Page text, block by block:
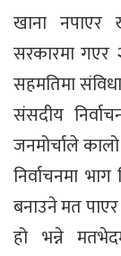
खाना नपाएर
सरकारमा गएर
सहमतिमा
संसदीय
जनमोर्चाले
निर्वाचनमा
बनाउने मत
हो भन्ने